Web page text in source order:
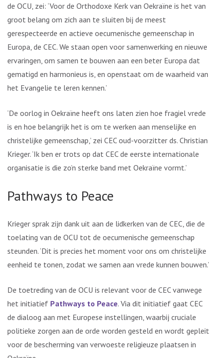
de OCU, zei: ‘Voor de Orthodoxe Kerk van Oekraïne is het van
groot belang om zich aan te sluiten bij de meest
gerespecteerde en actieve oecumenische gemeenschap in
Europa, de CEC. We staan open voor samenwerking en nieuwe
ervaringen, om samen te bouwen aan een beter Europa dat
gematigd en harmonieus is, en openstaat om de waarheid van
het Evangelie te leren kennen.’
‘De oorlog in Oekraïne heeft ons laten zien hoe fragiel vrede
is en hoe belangrijk het is om te werken aan menselijke en
christelijke gemeenschap,’ zei CEC oud-voorzitter ds. Christian
Krieger. ‘Ik ben er trots op dat CEC de eerste internationale
organisatie is die zo’n sterke band met Oekraïne vormt.’
Pathways to Peace
Krieger sprak zijn dank uit aan de lidkerken van de CEC, die de
toelating van de OCU tot de oecumenische gemeenschap
steunden. ‘Dit is precies het moment voor ons om christelijke
eenheid te tonen, zodat we samen aan vrede kunnen bouwen.’
De toetreding van de OCU is relevant voor de CEC vanwege
het initiatief Pathways to Peace. Via dit initiatief gaat CEC
de dialoog aan met Europese instellingen, waarbij cruciale
politieke zorgen aan de orde worden gesteld en wordt gepleit
voor de bescherming van verwoeste religieuze plaatsen in